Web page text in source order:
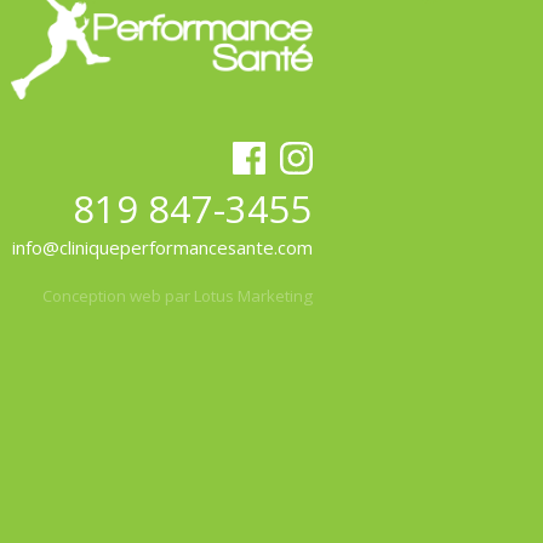
819 847-3455
info@cliniqueperformancesante.com
Conception web par Lotus Marketing